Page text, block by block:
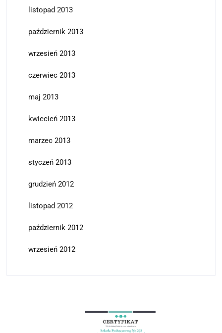
listopad 2013
październik 2013
wrzesień 2013
czerwiec 2013
maj 2013
kwiecień 2013
marzec 2013
styczeń 2013
grudzień 2012
listopad 2012
październik 2012
wrzesień 2012